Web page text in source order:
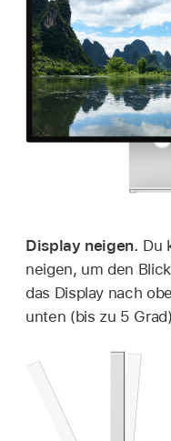
Display neigen. Du
neigen, um den
das Display nach
unten (bis zu 5